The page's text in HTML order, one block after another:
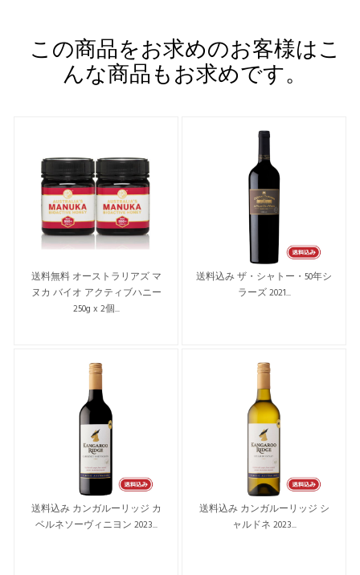
この商品をお求めのお客様はこ
んな商品もお求めです。
送料無料 オーストラリアズ マ
ヌカ バイオ アクティブハニー
250g x 2個...
送料込み ザ・シャトー・50年シ
ラーズ 2021...
送料込み カンガルーリッジ カ
ベルネソーヴィニヨン 2023...
送料込み カンガルーリッジ シ
ャルドネ 2023...